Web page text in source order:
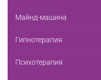
Майнд-машина
Гипнотерапия
Психотерапия